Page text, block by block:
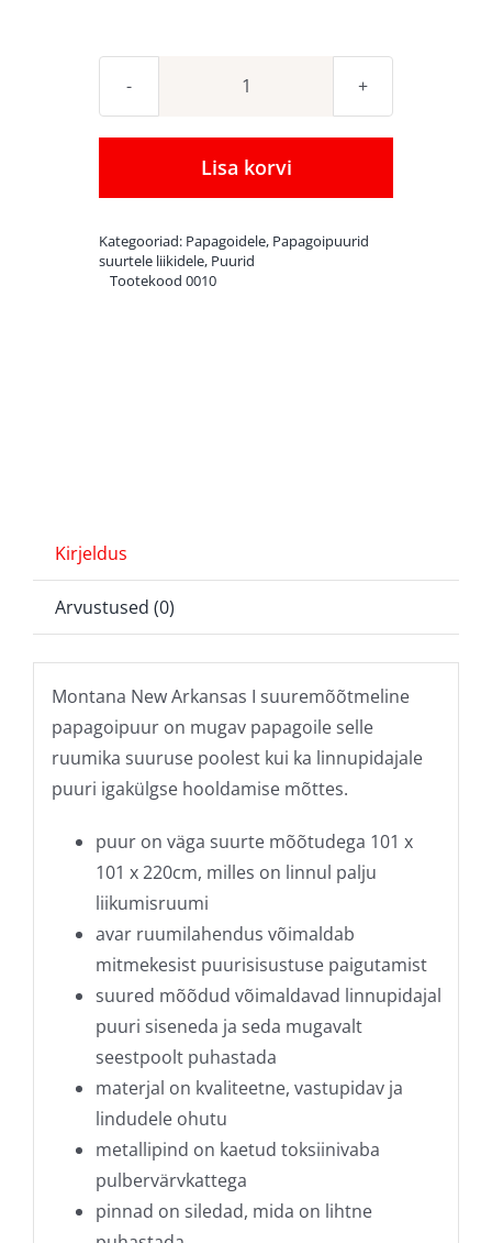
Ülisuur
101
x
x
Lisa korvi
Kategooriad: Papagoidele, Papagoipuurid
suurtele liikidele, Puurid
Tootekood 0010
Kirjeldus
Arvustused (0)
Montana New Arkansas I suuremõõtmeline
papagoipuur on mugav papagoile selle
ruumika suuruse poolest kui ka linnupidajale
puuri igakülgse hooldamise mõttes.
puur on väga suurte mõõtudega 101 x
101 x 220cm, milles on linnul palju
liikumisruumi
avar ruumilahendus võimaldab
mitmekesist puurisisustuse paigutamist
suured mõõdud võimaldavad linnupidajal
puuri siseneda ja seda mugavalt
seestpoolt puhastada
materjal on kvaliteetne, vastupidav ja
lindudele ohutu
metallipind on kaetud toksiinivaba
pulbervärvkattega
pinnad on siledad, mida on lihtne